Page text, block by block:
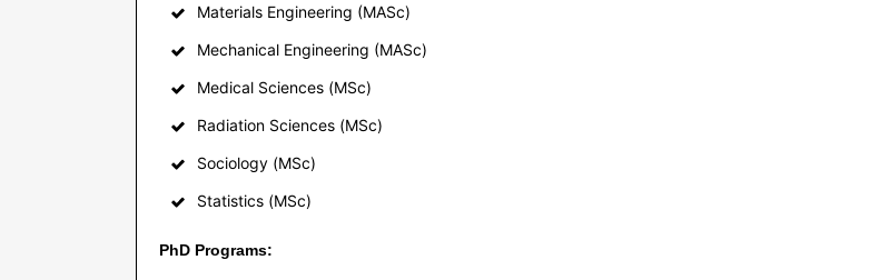
Materials Engineering (MASc)
Mechanical Engineering (MASc)
Medical Sciences (MSc)
Radiation Sciences (MSc)
Sociology (MSc)
Statistics (MSc)
PhD Programs: